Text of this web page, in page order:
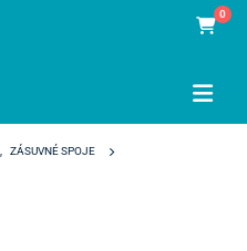
0
ZÁSUVNÉ SPOJE